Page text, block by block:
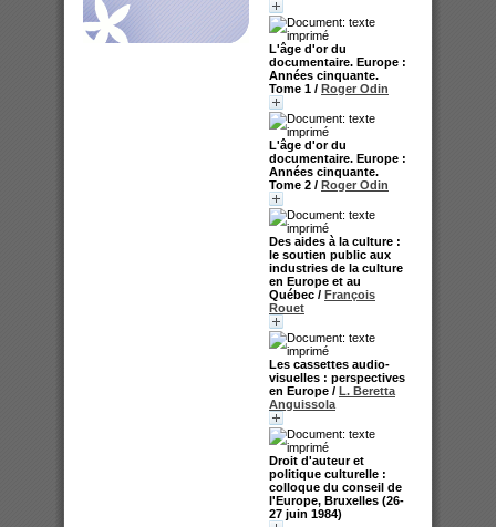
L'âge d'or du
documentaire. Europe :
Années cinquante.
Tome 1 / Roger Odin
L'âge d'or du
documentaire. Europe :
Années cinquante.
Tome 2 / Roger Odin
Des aides à la culture :
le soutien public aux
industries de la culture
en Europe et au
Québec / François
Rouet
Les cassettes audio-
visuelles : perspectives
en Europe / L. Beretta
Anguissola
Droit d'auteur et
politique culturelle :
colloque du conseil de
l'Europe, Bruxelles (26-
27 juin 1984)